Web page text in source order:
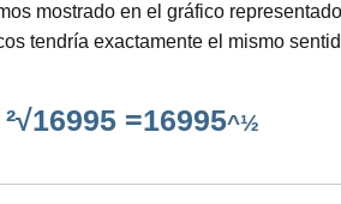
mostrado en el gráfico
tendría exactamente el mismo
²√16995 =16995^½